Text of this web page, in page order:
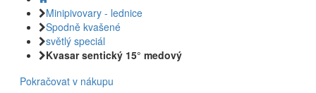
Minipivovary - lednice
Spodně kvašené
světlý speciál
Kvasar sentický 15° medový
Pokračovat v nákupu